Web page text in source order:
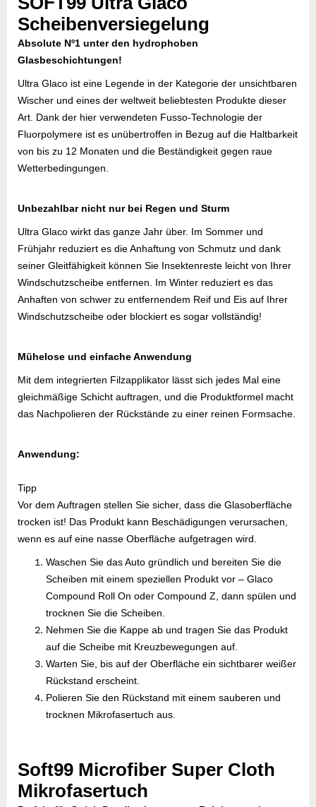
Scheibenversiegelung
Absolute Nº1 unter den hydrophoben
Glasbeschichtungen!
Ultra Glaco ist eine Legende in der Kategorie der unsichtbaren
Wischer und eines der weltweit beliebtesten Produkte dieser
Art. Dank der hier verwendeten Fusso-Technologie der
Fluorpolymere ist es unübertroffen in Bezug auf die Haltbarkeit
von bis zu 12 Monaten und die Beständigkeit gegen raue
Wetterbedingungen.
Unbezahlbar nicht nur bei Regen und Sturm
Ultra Glaco wirkt das ganze Jahr über. Im Sommer und
Frühjahr reduziert es die Anhaftung von Schmutz und dank
seiner Gleitfähigkeit können Sie Insektenreste leicht von Ihrer
Windschutzscheibe entfernen. Im Winter reduziert es das
Anhaften von schwer zu entfernendem Reif und Eis auf Ihrer
Windschutzscheibe oder blockiert es sogar vollständig!
Mühelose und einfache Anwendung
Mit dem integrierten Filzapplikator lässt sich jedes Mal eine
gleichmäßige Schicht auftragen, und die Produktformel macht
das Nachpolieren der Rückstände zu einer reinen Formsache.
Anwendung:
Tipp
Vor dem Auftragen stellen Sie sicher, dass die Glasoberfläche
trocken ist! Das Produkt kann Beschädigungen verursachen,
wenn es auf eine nasse Oberfläche aufgetragen wird.
Waschen Sie das Auto gründlich und bereiten Sie die
Scheiben mit einem speziellen Produkt vor – Glaco
Compound Roll On oder Compound Z, dann spülen und
trocknen Sie die Scheiben.
Nehmen Sie die Kappe ab und tragen Sie das Produkt
auf die Scheibe mit Kreuzbewegungen auf.
Warten Sie, bis auf der Oberfläche ein sichtbarer weißer
Rückstand erscheint.
Polieren Sie den Rückstand mit einem sauberen und
trocknen Mikrofasertuch aus.
Soft99 Microfiber Super Cloth
Mikrofasertuch